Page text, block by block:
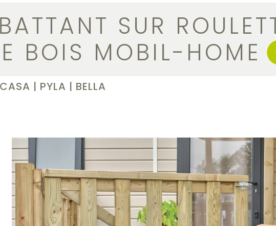
SUR
BOIS MOBIL-HOME
CASA | PYLA | BELLA